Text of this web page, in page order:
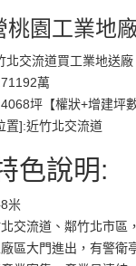
桃園工業地
北交流道買工業地送廠
萬
坪【權狀+增建坪數
置]:近竹北交流道
色說明:
米
交流道、鄰竹北市區
區大門進出，有警衛